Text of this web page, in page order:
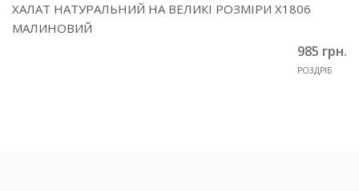
ХАЛАТ НАТУРАЛЬНИЙ НА ВЕЛИКІ РОЗМІРИ Х1806
МАЛИНОВИЙ
985 грн.
РОЗДРІБ